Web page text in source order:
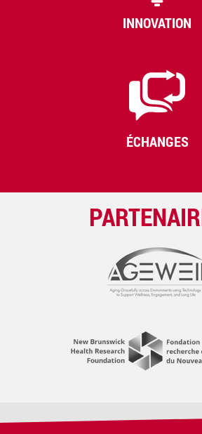
INNOVATION
ÉCHANGES